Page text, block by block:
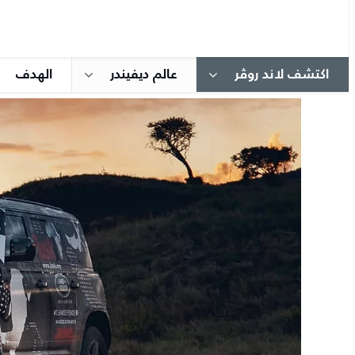
اكتشف لاند روڤر عالم ديفيندر الهدف​